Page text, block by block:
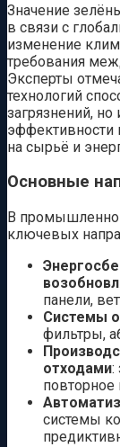
Значение
в связи с
изменение
требования
Эксперты
технологий
загрязнений,
эффективности
на сырьё и
Основные
В
ключевых
панели,
Системы
фильтры,
отходами:
повторное
системы